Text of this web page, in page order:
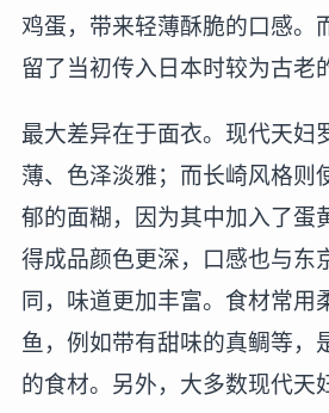
鸡蛋，带来轻薄酥脆的口感。
留了当初传入日本时较为古老
最大差异在于面衣。现代天妇
薄、色泽淡雅；而长崎风格则
郁的面糊，因为其中加入了蛋
得成品颜色更深，口感也与东
同，味道更加丰富。食材常用
鱼，例如带有甜味的真鲷等，
的食材。另外，大多数现代天